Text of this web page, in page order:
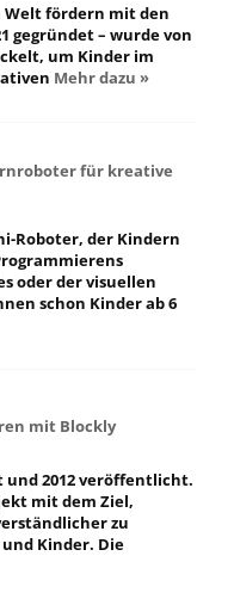
fördern mit den
gegründet – wurde von
um Kinder im
Mehr dazu »
für kreative
Roboter, der Kindern
oder der visuellen
schon Kinder ab 6
mit Blockly
und 2012 veröffentlicht.
mit dem Ziel,
zu
Kinder. Die